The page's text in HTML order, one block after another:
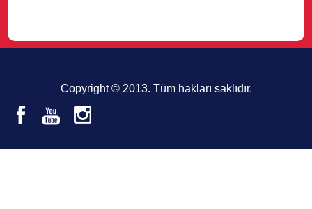
Copyright © 2013. Tüm hakları saklıdır.